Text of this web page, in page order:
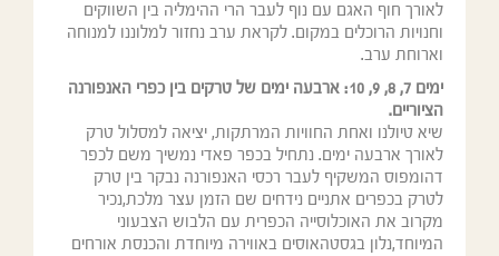
לאורך חוף האגם עם נוף לעבר הרי ההימליה בין השווקים
וחנויות הרוכלים במקום. לקראת ערב נחזור למלוננו למנוחה
וארוחת ערב.
ימים 7, 8, 9, 10: ארבעה ימים של טרקים בין כפרי האנפורנה
הציוריים.
שיא טיולנו ואחת החוויות המרתקות, יציאה למסלול טרק
לאורך ארבעה ימים. נתחיל בכפר פאדי נמשיך משם לכפר
דהומפוס המשקיף לעבר רכסי האנפורנה נבקר בין טרק
לטרק בכפרים אתניים נידחים שם הזמן עצר מלכת,נכיר
מקרוב את האוכלוסייה הכפרית עם הלבוש הצבעוני
המיוחד,נלון בגסטהאוסים באווירה מיוחדת והכנסת אורחים